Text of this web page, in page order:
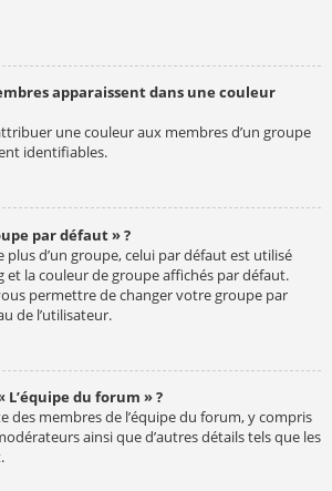
apparaissent dans une couleur
une couleur aux membres d’un groupe
identifiables.
par défaut » ?
plus d’un groupe, celui par défaut est utilisé
la couleur de groupe affichés par défaut.
permettre de changer votre groupe par
de l’utilisateur.
L’équipe du forum » ?
des membres de l’équipe du forum, y compris
ainsi que d’autres détails tels que les